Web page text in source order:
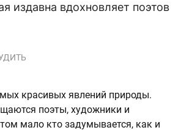
издавна вдохновляет поэтов
красивых явлений природы.
поэты, художники и
мало кто задумывается, как и